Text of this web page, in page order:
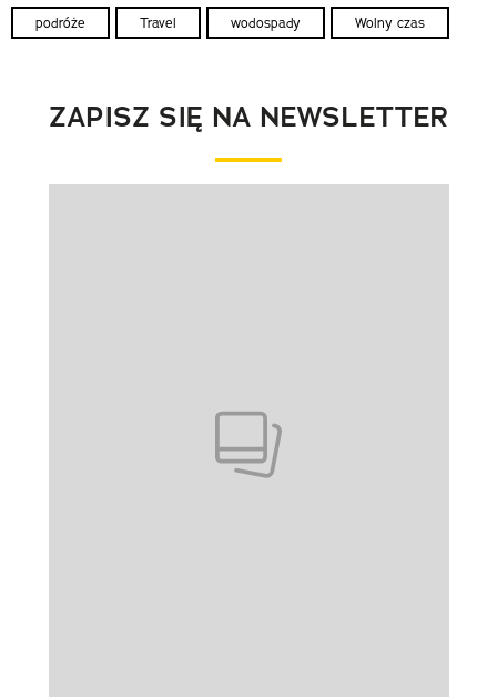
podróże Travel wodospady Wolny czas
ZAPISZ SIĘ NA NEWSLETTER